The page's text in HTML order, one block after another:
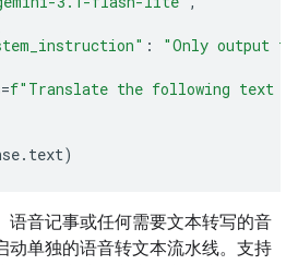
:
"Only output
=f"Translate the following text
. text)
语音记事或任何需要文本转写的音
动单独的语音转文本流水线。支持